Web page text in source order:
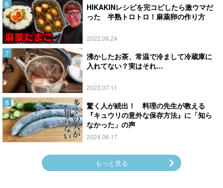
HIKAKINレシピを完コピしたら激ウマだ
った 半熟トロトロ！麻薬卵の作り方
2022.06.24
沸かしたお茶、常温で冷まして冷蔵庫に
入れてない？実はそれ…
2023.07.11
驚く人が続出！ 料理の先生が教える
『キュウリの意外な保存方法』に「知ら
なかった」の声
2024.06.17
もっと見る